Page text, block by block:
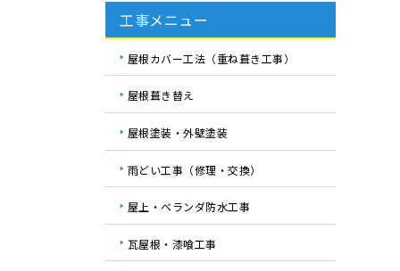
工事メニュー
屋根カバー工法（重ね葺き工事）
屋根葺き替え
屋根塗装・外壁塗装
雨どい工事（修理・交換）
屋上・ベランダ防水工事
瓦屋根・漆喰工事